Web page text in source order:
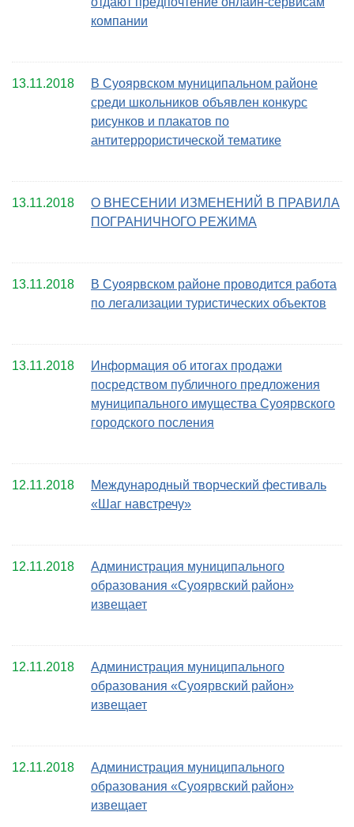
компании
13.11.2018
В Суоярвском муниципальном районе
среди школьников объявлен конкурс
рисунков и плакатов по
антитеррористической тематике
13.11.2018
О ВНЕСЕНИИ ИЗМЕНЕНИЙ В ПРАВИЛА
ПОГРАНИЧНОГО РЕЖИМА
13.11.2018
В Суоярвском районе проводится работа
по легализации туристических объектов
13.11.2018
Информация об итогах продажи
посредством публичного предложения
муниципального имущества Суоярвского
городского посления
12.11.2018
Международный творческий фестиваль
«Шаг навстречу»
12.11.2018
Администрация муниципального
образования «Суоярвский район»
извещает
12.11.2018
Администрация муниципального
образования «Суоярвский район»
извещает
12.11.2018
Администрация муниципального
образования «Суоярвский район»
извещает